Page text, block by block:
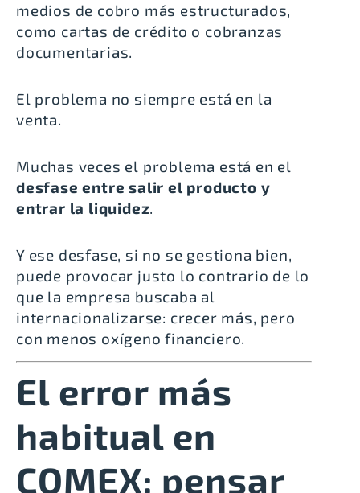
medios de cobro más estructurados,
como cartas de crédito o cobranzas
documentarias.
El problema no siempre está en la
venta.
Muchas veces el problema está en el
desfase entre salir el producto y
entrar la liquidez.
Y ese desfase, si no se gestiona bien,
puede provocar justo lo contrario de lo
que la empresa buscaba al
internacionalizarse: crecer más, pero
con menos oxígeno financiero.
El error más
habitual en
COMEX: pensar